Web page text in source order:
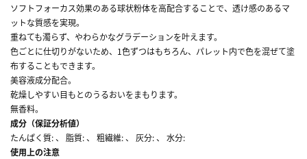
ソフトフォーカス効果のある球状粉体を高配合することで、透け感のあるマ
ットな質感を実現。
重ねても濁らず、やわらかなグラデーションを叶えます。
色ごとに仕切りがないため、1色ずつはもちろん、パレット内で色を混ぜて塗
布することもできます。
美容液成分配合。
乾燥しやすい目もとのうるおいをまもります。
無香料。
成分（保証分析値）
たんぱく質: 、 脂質: 、 粗繊維: 、 灰分: 、 水分:
使用上の注意